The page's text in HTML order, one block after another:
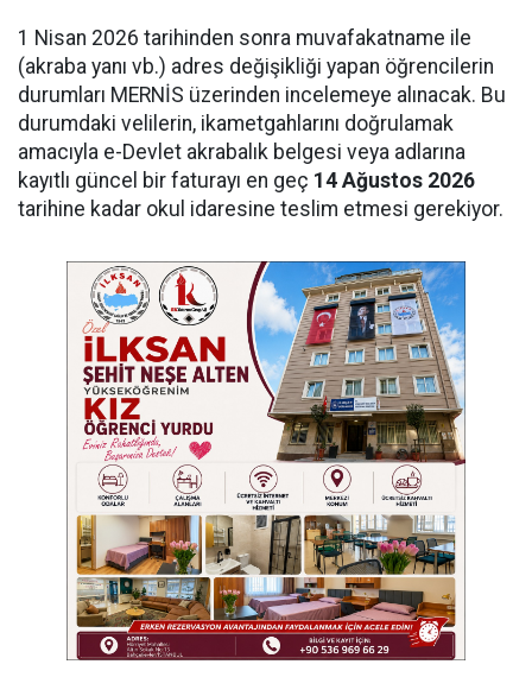
1 Nisan 2026 tarihinden sonra muvafakatname ile
(akraba yanı vb.) adres değişikliği yapan öğrencilerin
durumları MERNİS üzerinden incelemeye alınacak. Bu
durumdaki velilerin, ikametgahlarını doğrulamak
amacıyla e-Devlet akrabalık belgesi veya adlarına
kayıtlı güncel bir faturayı en geç 14 Ağustos 2026
tarihine kadar okul idaresine teslim etmesi gerekiyor.